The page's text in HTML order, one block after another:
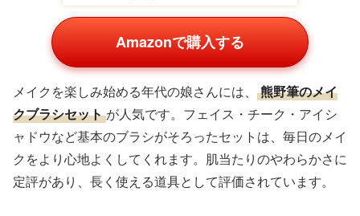
Amazonで購入する
メイクを楽しみ始める年代の娘さんには、
熊野筆のメイ
クブラシセット が人気です。フェイス・チーク・アイシ
ャドウなど基本のブラシがそろったセットは、毎日のメイ
クをより心地よくしてくれます。肌当たりのやわらかさに
定評があり、長く使える道具として評価されています。